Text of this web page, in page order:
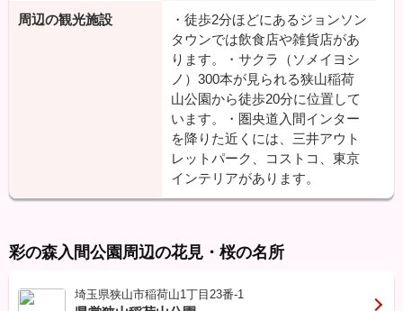
周辺の観光施設
・徒歩2分ほどにあるジョンソン
タウンでは飲食店や雑貨店があ
ります。・サクラ（ソメイヨシ
ノ）300本が見られる狭山稲荷
山公園から徒歩20分に位置して
います。・圏央道入間インター
を降りた近くには、三井アウト
レットパーク、コストコ、東京
インテリアがあります。
彩の森入間公園周辺の花見・桜の名所
埼玉県狭山市稲荷山1丁目23番-1